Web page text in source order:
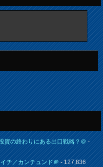
資の終わりにある出口戦略？＠-
チ／カンチュンド＠- 127,836